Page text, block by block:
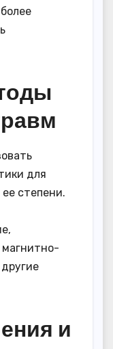
для
степени.
и